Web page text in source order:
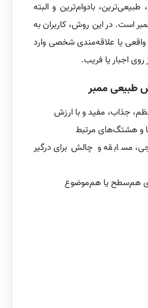
بادوام‌ترین و البته
است. در این روش، کاربران به
واقعی یا علاقه‌مندی شخصی وارد
اجبار یا فریب.
طبیعی ممبر
جذاب، مفید و با ارزش
و هشتگ‌های مرتبط
مسابقه و چالش برای درگیر
هم‌سطح یا هم‌موضوع